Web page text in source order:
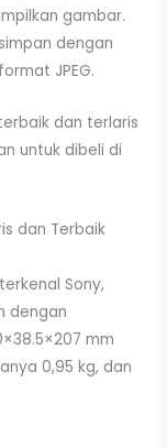
gambar.
dengan
JPEG.
dan terlaris
untuk dibeli di
dan Terbaik
Sony,
dengan
mm
0,95 kg, dan